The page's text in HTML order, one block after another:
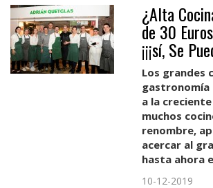
¿Alta
de 30
¡¡¡sí, Se
Los grandes
gastronomía
a la
muchos
renombre,
acercar al
hasta ahora
10-12-2019